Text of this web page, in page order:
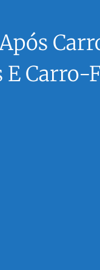
E Carro-